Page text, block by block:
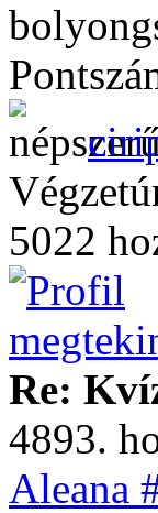
5022
Re:
4893.
Aleana